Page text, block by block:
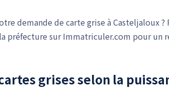
demande de carte grise à Casteljaloux
préfecture sur Immatriculer.com pour
grises selon la